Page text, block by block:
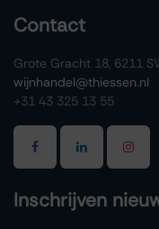
Contact
Grote Gracht 18, 6211
wijnhandel@thiessen.nl
+31 43 325 13 55
Inschrijven